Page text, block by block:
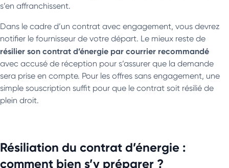
s’en affranchissent.
Dans le cadre d’un contrat avec engagement, vous devrez
notifier le fournisseur de votre départ. Le mieux reste de
résilier son contrat d’énergie par courrier recommandé
avec accusé de réception pour s’assurer que la demande
sera prise en compte. Pour les offres sans engagement, une
simple souscription suffit pour que le contrat soit résilié de
plein droit.
Résiliation du contrat d’énergie :
comment bien s’y préparer ?